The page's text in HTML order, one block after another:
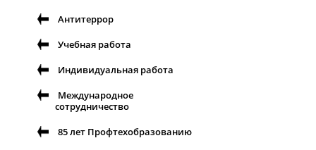
Антитеррор
Учебная работа
Индивидуальная работа
Международное
сотрудничество
85 лет Профтехобразованию